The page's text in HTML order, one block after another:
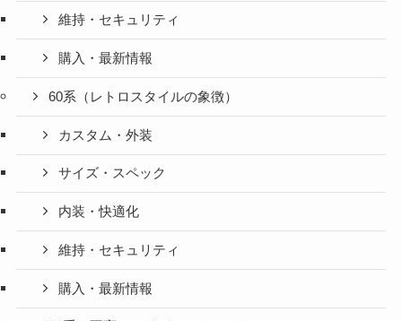
維持・セキュリティ
購入・最新情報
60系（レトロスタイルの象徴）
カスタム・外装
サイズ・スペック
内装・快適化
維持・セキュリティ
購入・最新情報